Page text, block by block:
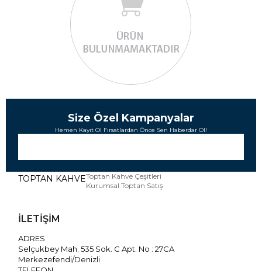
Size Özel Kampanyalar
Hemen Kayıt Ol Fırsatlardan Önce Sen Haberdar Ol!
TOPTAN KAHVEToptan Kahve Çeşitleri
Kurumsal Toptan Satış
İLETİŞİM
ADRES
Selçukbey Mah. 535 Sok. C Apt. No : 27CA
Merkezefendi/Denizli